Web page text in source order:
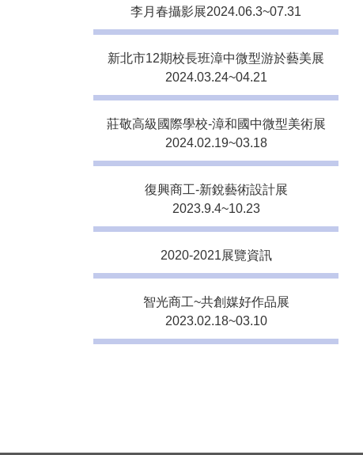
李月春攝影展2024.06.3~07.31
新北市12期校長班漳中微型游於藝美展
2024.03.24~04.21
莊敬高級國際學校-漳和國中微型美術展
2024.02.19~03.18
復興商工-新銳藝術設計展
2023.9.4~10.23
2020-2021展覽資訊
智光商工~共創媒好作品展
2023.02.18~03.10